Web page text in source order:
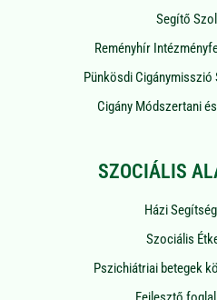
Segítő
Reményhír
Pünkösdi
Cigány Módszertani
SZOCIÁLIS
Házi
Szociális
Pszichiátriai betegek